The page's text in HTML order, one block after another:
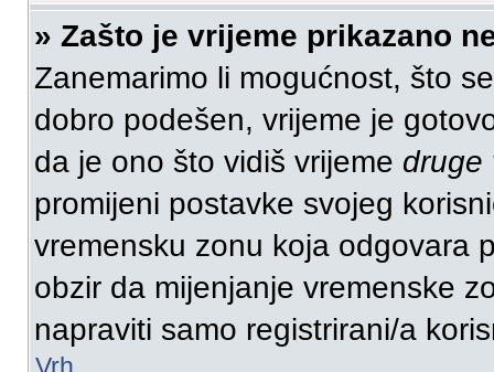
» Zašto je vrijeme prikazano
Zanemarimo li mogućnost, što
dobro podešen, vrijeme je
da je ono što vidiš vrijeme druge
promijeni postavke svojeg
vremensku zonu koja odgovara
obzir da mijenjanje vremenske
napraviti samo registrirani/a